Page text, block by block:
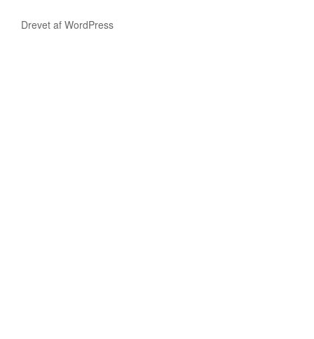
Drevet af WordPress